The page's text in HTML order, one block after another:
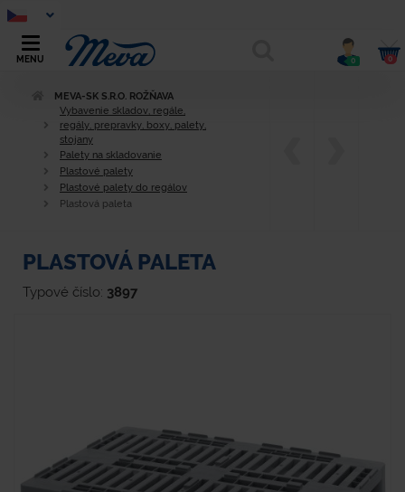
MENU 0 0
MEVA-SK S.R.O. ROŽŇAVA
Vybavenie skladov, regále,
regály, prepravky, boxy, palety,
stojany
Palety na skladovanie
Plastové palety
Plastové palety do regálov
Plastová paleta
PLASTOVÁ PALETA
Typové číslo: 3897